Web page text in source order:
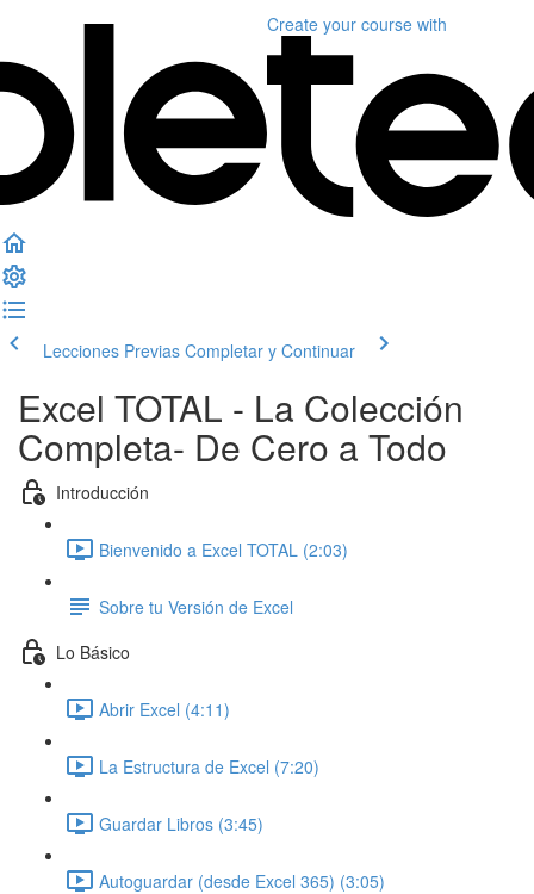
Create your course with
Lecciones Previas Completar y Continuar
Excel TOTAL - La Colección
Completa- De Cero a Todo
Introducción
Bienvenido a Excel TOTAL (2:03)
Sobre tu Versión de Excel
Lo Básico
Abrir Excel (4:11)
La Estructura de Excel (7:20)
Guardar Libros (3:45)
Autoguardar (desde Excel 365) (3:05)